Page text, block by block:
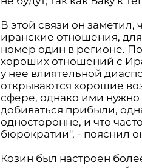
В этой связи он
иранские отношения,
номер один в регионе.
хороших отношений с
у нее влиятельной
открываются хорошие
сфере, однако ими нужно
добиваться прибыли,
односторонне, и что
бюрократии", - пояснил
Козин был настроен